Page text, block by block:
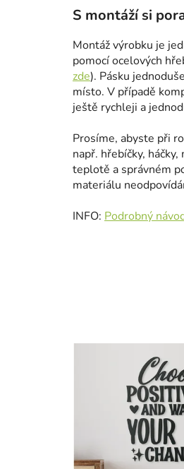
S montáží si
Montáž výrobku je
pomocí ocelových
zde). Pásku
místo. V případě
ještě rychleji a
Prosíme, abyste při
např. hřebíčky,
teplotě a správném
materiálu
INFO: Podrobný